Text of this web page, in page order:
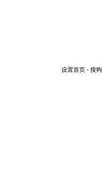
设置首页 - 搜